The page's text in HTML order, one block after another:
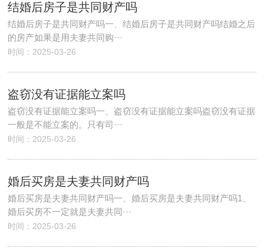
结婚后房子是共同财产吗
结婚后房子是共同财产吗一、结婚后房子是共同财产吗结婚之后
的房产如果是用夫妻共同购···
时间：2025-03-26
盗窃没有证据能立案吗
盗窃没有证据能立案吗一、盗窃没有证据能立案吗盗窃没有证据
一般是不能立案的。只有司···
时间：2025-03-26
婚后买房是夫妻共同财产吗
婚后买房是夫妻共同财产吗一、婚后买房是夫妻共同财产吗1、
婚后买房不一定就是夫妻共同···
时间：2025-03-26